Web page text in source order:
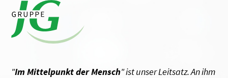
"Im Mittelpunkt der Mensch" ist unser Leitsatz. An ihm